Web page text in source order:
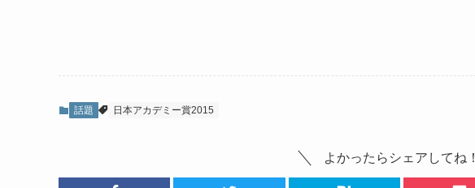
話題 日本アカデミー賞2015
よかったらシェアしてね！